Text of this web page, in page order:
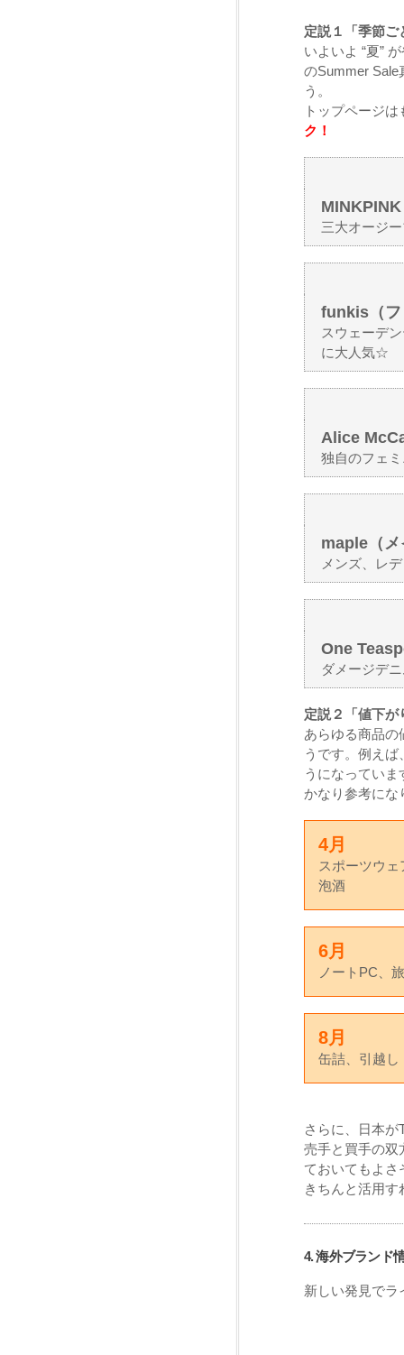
定説１「季節ご
いよいよ “夏”
のSummer Sale
う。
トップページ
ク！
三大オージ
funkis（フ
スウェーデ
に大人気☆
Alice
独自のフェ
maple（メ
メンズ、レ
One
ダメージデ
定説２「値下が
あらゆる商品の
うです。例え
うになってい
かなり参考にな
4月
スポーツウ
泡酒
6月
ノートPC、
8月
缶詰、引越し
さらに、日本
売手と買手の双
ておいてもよさ
きちんと活用
4. 海外ブランド
新しい発見で